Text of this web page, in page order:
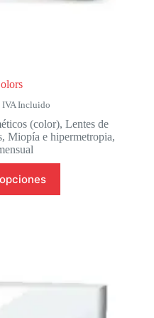
IVA Incluido
(color),Lentes de
, Miopía e hipermetropia,